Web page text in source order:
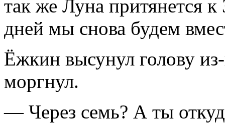
так же Луна притянется
дней мы снова будем
Ёжкин высунул голову
моргнул.
— Через семь? А ты